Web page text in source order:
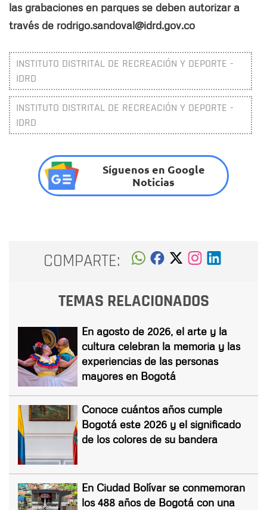
las grabaciones en parques se deben autorizar a
través de rodrigo.sandoval@idrd.gov.co
INSTITUTO DISTRITAL DE RECREACIÓN Y DEPORTE -
IDRD
INSTITUTO DISTRITAL DE RECREACIÓN Y DEPORTE -
IDRD
Síguenos en Google
Noticias
COMPARTE:
TEMAS RELACIONADOS
En agosto de 2026, el arte y la
cultura celebran la memoria y las
experiencias de las personas
mayores en Bogotá
Conoce cuántos años cumple
Bogotá este 2026 y el significado
de los colores de su bandera
En Ciudad Bolívar se conmemoran
los 488 años de Bogotá con una